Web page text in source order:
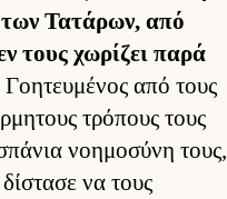
Τατάρων, από
τους χωρίζει παρά
Γοη­τευ­μένος από τους
τρόπους τους
νοη­μοσύνη τους,
να τους